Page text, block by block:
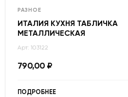
РАЗНОЕ
ИТАЛИЯ КУХНЯ ТАБЛИЧКА
МЕТАЛЛИЧЕСКАЯ
Арт: 103122
790,00 ₽
ПОДРОБНЕЕ